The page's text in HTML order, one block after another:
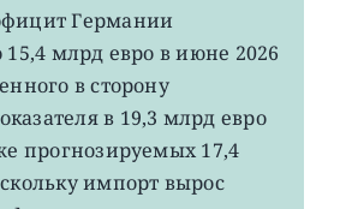
EWG:
немецкий
экспорт
вырос
4-
летнего
Германии
15,4 млрд евро в июне 2026
в сторону
в 19,3 млрд евро
прогнозируемых 17,4
импорт вырос